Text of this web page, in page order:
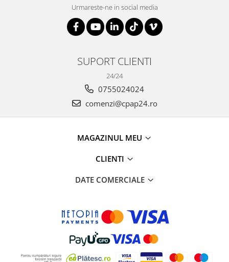
Urmareste-ne in social media
SUPORT CLIENTI
24/24
0755024024
comenzi@cpap24.ro
MAGAZINUL MEU
CLIENTI
DATE COMERCIALE